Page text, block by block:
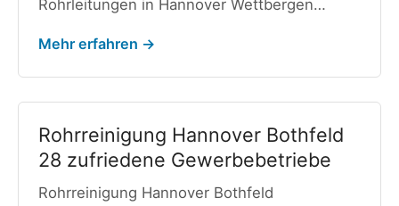
Rohrleitungen in Hannover Wettbergen…
Mehr erfahren →
Rohrreinigung Hannover Bothfeld
28 zufriedene Gewerbebetriebe
Rohrreinigung Hannover Bothfeld